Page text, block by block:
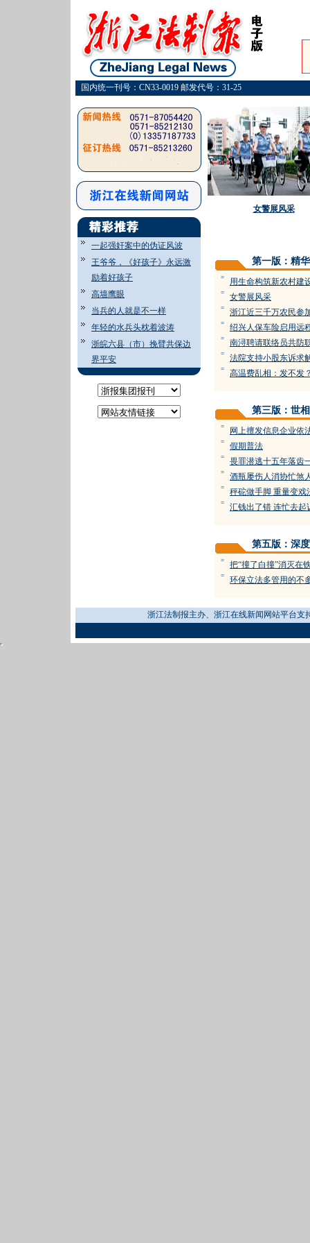
国内统一刊号：CN33-0019 邮发代号：31-25
一起强奸案中的伪证风波
王爷爷，《好孩子》永远激
励着好孩子
高墙鹰眼
当兵的人就是不一样
年轻的水兵头枕着波涛
浙皖六县（市）挽臂共保边
界平安
女警展风采
第一版：精
= 用生命构筑新农村建
= 女警展风采
= 浙江近三千万农民参
= 绍兴人保车险启用远
= 南浔聘请联络员共防
= 法院支持小股东诉求
= 高温费乱相：发不发
第三版：世相
= 网上擅发信息企业依
= 假期普法
= 畏罪潜逃十五年落齿
= 酒瓶屡伤人消协忙煞
= 秤砣做手脚 重量变戏
= 汇钱出了错 连忙去起
第五版：深度
= 把“撞了白撞”消灭在
= 环保立法多管用的不
浙江法制报主办、浙江在线新闻网站平台